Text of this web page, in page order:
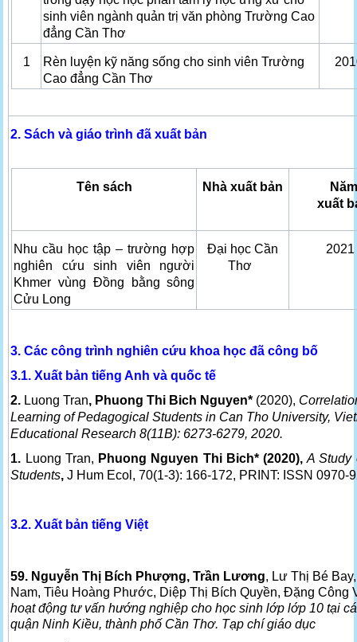
sinh viên ngành quản trị văn phòng Trường Cao
đẳng Cần Thơ
1
Rèn luyện kỹ năng sống cho sinh viên Trường
Cao đẳng Cần Thơ
2. Sách và giáo trình đã xuất bản
Tên sách Nhà xuất bản
Năm
xuất
Nhu cầu học tập – trường hợp
nghiên cứu sinh viên người
Khmer vùng Đồng bằng sông
Cửu Long
Đại học Cần
Thơ
3. Các công trình nghiên cứu khoa học đã công bố
3.1. Xuất bản tiếng Anh và quốc tế
2. Luong Tran, Phuong Thi Bich Nguyen* (2020),
Learning of Pedagogical Students in Can Tho University,
Educational Research 8(11B): 6273-6279, 2020.
1. Luong Tran, Phuong Nguyen Thi Bich* (2020),A Study
Students,J Hum Ecol, 70(1-3): 166-172, PRINT: ISSN
3.2. Xuất bản tiếng Việt
59. Nguyễn Thị Bích Phượng, Trần Lương, Lư Thị Bé
Nam, Tiêu Hoàng Phước, Diệp Thị Bích Quyền, Đặng Công
hoạt động tư vấn hướng nghiệp cho học sinh lớp lớp 10 tại
quận Ninh Kiều, thành phố Cần Thơ. Tạp chí giáo dục